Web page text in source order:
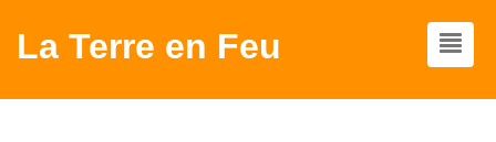
La Terre en Feu